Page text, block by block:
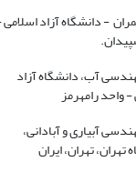
- دانشگاه آزاد
آب، دانشگاه آزاد
واحد رامهرمز
آبیاری و آبادانی،
تهران، تهران، ایران